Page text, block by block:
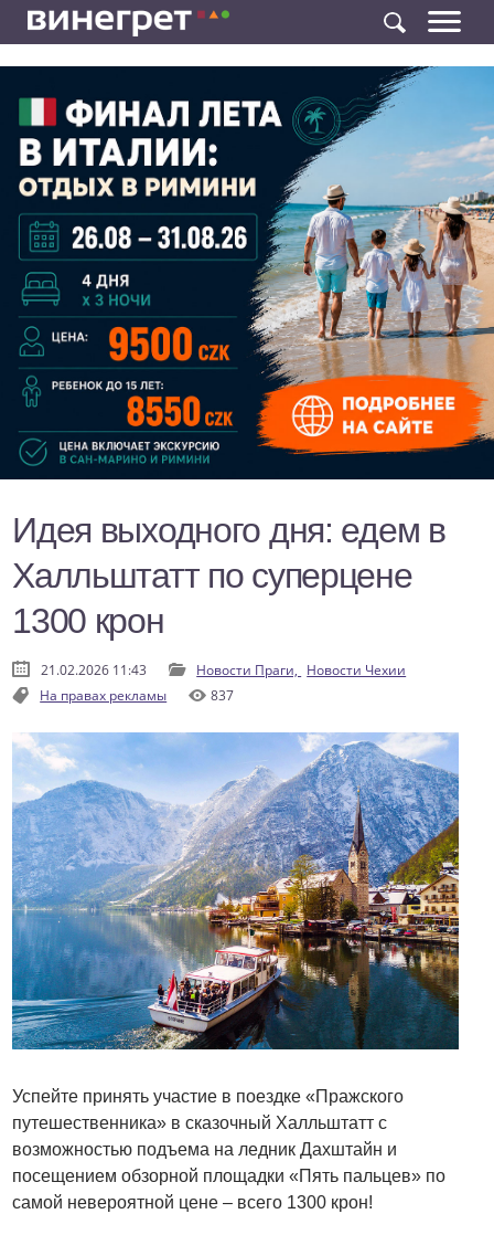
Идея выходного дня: едем в
Халльштатт по суперцене
1300 крон
21.02.2026 11:43 Новости Праги, Новости Чехии
На правах рекламы
837
Успейте принять участие в поездке «Пражского
путешественника» в сказочный Халльштатт с
возможностью подъема на ледник Дахштайн и
посещением обзорной площадки «Пять пальцев» по
самой невероятной цене – всего 1300 крон!